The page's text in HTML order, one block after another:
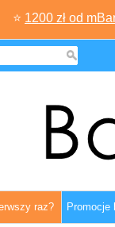
⭐ 1200 zł od
raz? Promocje